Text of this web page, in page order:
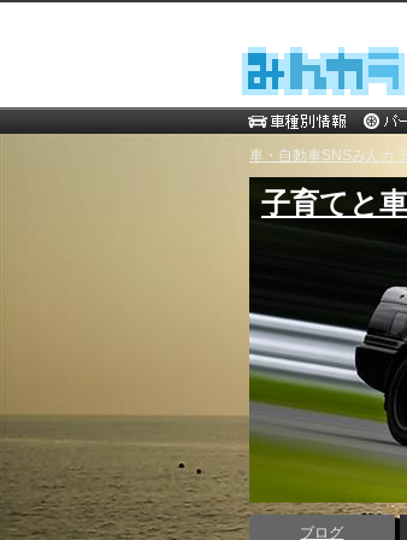
車・自動車SNSみんカラ
子育てと
ブログ